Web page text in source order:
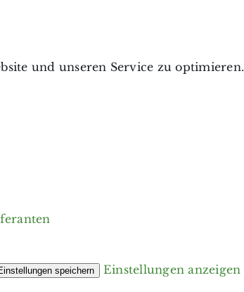
und unseren Service zu optimieren.
speichern Einstellungen anzeigen